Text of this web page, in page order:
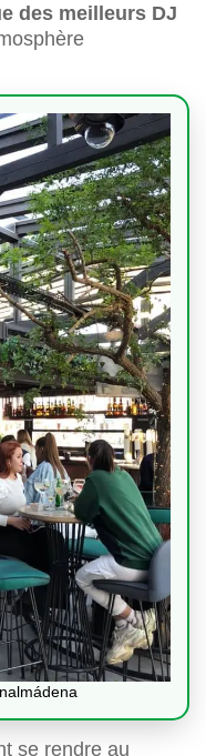
des meilleurs DJ
se rendre au